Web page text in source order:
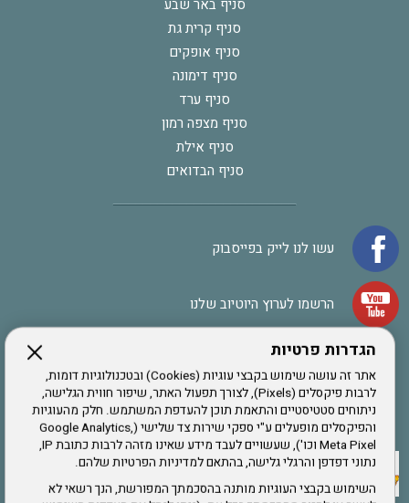
הגדרות פרטיות
אתר זה עושה שימוש בקבצי עוגיות (Cookies) ובטכנולוגיות דומות,
לרבות פיקסלים (Pixels), לצורך תפעול האתר, שיפור חווית הגלישה,
ניתוחים סטטיסטיים והתאמת תוכן להעדפת המשתמש. חלק מהעוגיות
והפיקסלים מופעלים ע"י ספקי שירות צד שלישי (Google Analytics,
Meta Pixel וכו'), שעשויים לעבד מידע שאינו מזהה לרבות כתובת IP,
נתוני דפדפן והרגלי גלישה, בהתאם למדיניות הפרטיות שלהם.
השימוש בקבצי העוגיות מותנה בהסכמתך המפורשת, הנך רשאי לא
סניף באר שבע
סניף קרית גת
סניף אופקים
סניף דימונה
סניף ערד
סניף מצפה רמון
סניף אילת
סניף הבדואים
עשו לנו לייק בפייסבוק
הרשמו לערוץ היוטיוב שלנו
אתר צה"ל
תקנון האתר